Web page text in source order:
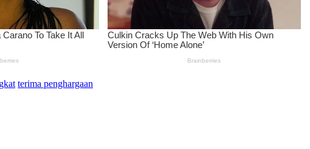
terima penghargaan